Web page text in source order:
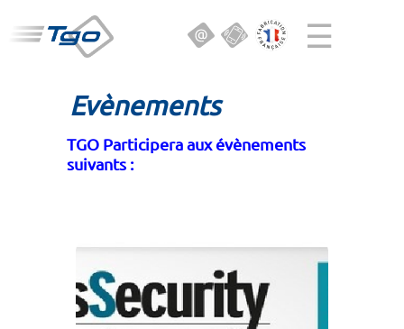
☰
Evènements
TGO Participera aux évènements
suivants :